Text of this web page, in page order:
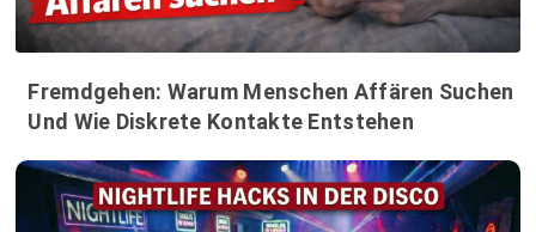
Fremdgehen: Warum Menschen Affären Suchen
Und Wie Diskrete Kontakte Entstehen